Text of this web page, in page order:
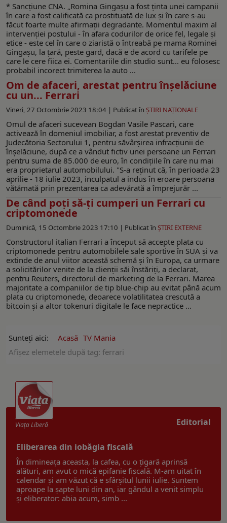
* Sancţiune CNA. „Romina Gingaşu a fost ţinta unei campanii
în care a fost calificată ca prostituată de lux și în care s-au
făcut foarte multe afirmații degradante. Momentul maxim al
intervenției postului - în afara codurilor de orice fel, legale și
etice - este cel în care o ziaristă o întreabă pe mama Rominei
Gingașu, la țară, peste gard, dacă e de acord cu tarifele pe
care le cere fiica ei. Comentariile din studio sunt... eu folosesc
probabil incorect trimiterea la auto ...
Om de afaceri, arestat pentru înșelăciune
cu un... Ferrari
Vineri, 27 Octombrie 2023 18:04 | Publicat în ŞTIRI NAŢIONALE
Omul de afaceri sucevean Bogdan Vasile Pascari, care
activează în domeniul imobiliar, a fost arestat preventiv de
Judecătoria Sectorului 1, pentru săvârşirea infracţiunii de
înşelăciune, după ce a vândut fictiv unei persoane un Ferrari
pentru suma de 85.000 de euro, în condiţiile în care nu mai
era proprietarul automobilului. "S-a reţinut că, în perioada 23
aprilie - 18 iulie 2023, inculpatul a indus în eroare persoana
vătămată prin prezentarea ca adevărată a împrejurăr ...
De când poți să-ți cumperi un Ferrari cu
criptomonede
Duminică, 15 Octombrie 2023 17:10 | Publicat în ŞTIRI EXTERNE
Constructorul italian Ferrari a început să accepte plata cu
criptomonede pentru automobilele sale sportive în SUA şi va
extinde de anul viitor această schemă şi în Europa, ca urmare
a solicitărilor venite de la clienţii săi înstăriţi, a declarat,
pentru Reuters, directorul de marketing de la Ferrari. Marea
majoritate a companiilor de tip blue-chip au evitat până acum
plata cu criptomonede, deoarece volatilitatea crescută a
bitcoin şi a altor tokenuri digitale le face nepractice ...
Sunteți aici: Acasă TV Mania
Afişez elemetele după tag: ferrari
Editorial
Viaţa Liberă
Eliberarea din iobăgia fiscală
În dimineața aceasta, la cafea, cu o țigară aprinsă
alături, am avut o mică epifanie fiscală. M-am uitat în
calendar și am văzut că e sfârșitul lunii iulie. Suntem
aproape la șapte luni din an, iar gândul a venit simplu
și eliberator: abia acum, simb ...